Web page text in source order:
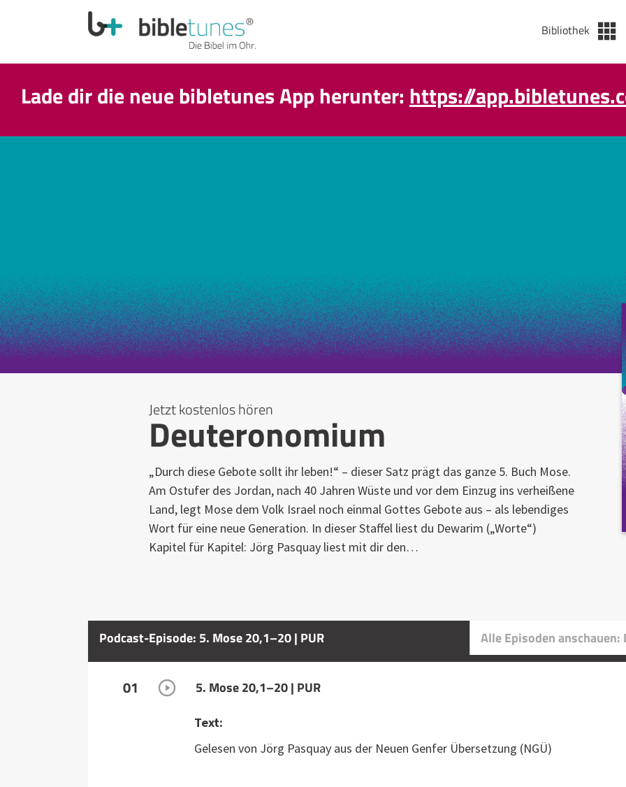
Bibliothek
Lade dir die neue bibletunes App herunter: https://
Jetzt kostenlos hören
Deuteronomium
„Durch diese Gebote sollt ihr leben!“ – dieser Satz prägt das ganze 5. Buch Mose.
Am Ostufer des Jordan, nach 40 Jahren Wüste und vor dem Einzug ins verheißene
Land, legt Mose dem Volk Israel noch einmal Gottes Gebote aus – als lebendiges
Wort für eine neue Generation. In dieser Staffel liest du Dewarim („Worte“)
Kapitel für Kapitel: Jörg Pasquay liest mit dir den…
Podcast-Episode: 5. Mose 20,1–20 | PUR Alle Episoden
01 5. Mose 20,1–20 | PUR
Text:
Gelesen von Jörg Pasquay aus der Neuen Genfer Übersetzung (NGÜ)